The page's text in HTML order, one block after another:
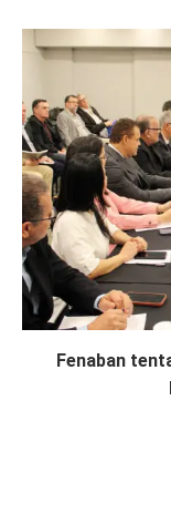
Fenaban